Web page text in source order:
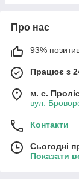
Про нас
93%
Працює з
м. с.
вул.
Контакти
Сьогодні
Показати